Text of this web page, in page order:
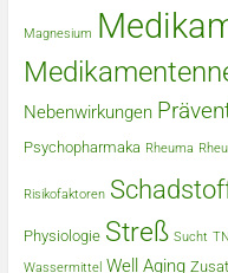
Magnesium
Nebenwirkungen
Psychopharmaka Rheuma
Risikofaktoren
Physiologie Streß Sucht
Wassermittel Well Aging